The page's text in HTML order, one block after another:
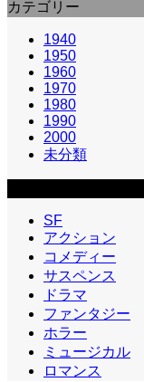
カテゴリー
1940
1950
1960
1970
1980
1990
2000
未分類
SF
アクション
コメディー
サスペンス
ドラマ
ファンタジー
ホラー
ミュージカル
ロマンス